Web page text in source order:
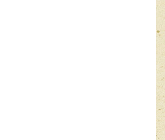
энд-блюз, соул, бабблгам-
н-ролл. Их появление в
группы пытались подражать
но повторить его никто не
этот коллектив изобрел
плотно вошел в